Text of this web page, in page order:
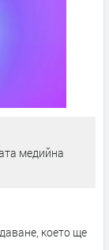
медийна
което ще